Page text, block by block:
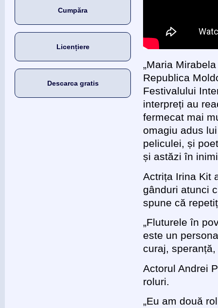
Cumpăra
Licențiere
Descarca gratis
„Maria
Republica
Festivalului
interpreți au
fermecat mai
omagiu adus
peliculei, și
și astăzi în
Actrița Irina Kit
gânduri atunci
spune că
„Fluturele în
este un
curaj,
Actorul Andrei
roluri.
„Eu am două